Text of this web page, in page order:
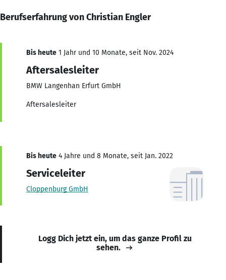
Berufserfahrung von Christian Engler
Bis heute 1 Jahr und 10 Monate, seit Nov. 2024
Aftersalesleiter
BMW Langenhan Erfurt GmbH
Aftersalesleiter
Bis heute 4 Jahre und 8 Monate, seit Jan. 2022
Serviceleiter
Cloppenburg GmbH
Logg Dich jetzt ein, um das ganze Profil zu
sehen.